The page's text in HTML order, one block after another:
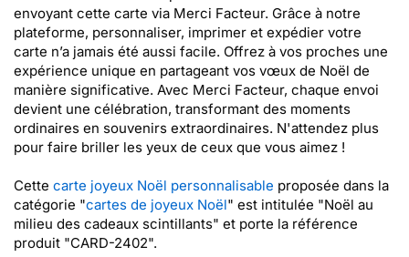
envoyant cette carte via Merci Facteur. Grâce à notre
plateforme, personnaliser, imprimer et expédier votre
carte n’a jamais été aussi facile. Offrez à vos proches une
expérience unique en partageant vos vœux de Noël de
manière significative. Avec Merci Facteur, chaque envoi
devient une célébration, transformant des moments
ordinaires en souvenirs extraordinaires. N'attendez plus
pour faire briller les yeux de ceux que vous aimez !
Cette carte joyeux Noël personnalisable proposée dans la
catégorie "cartes de joyeux Noël" est intitulée "Noël au
milieu des cadeaux scintillants" et porte la référence
produit "CARD-2402".